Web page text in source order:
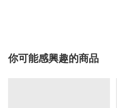
你可能感興趣的商品